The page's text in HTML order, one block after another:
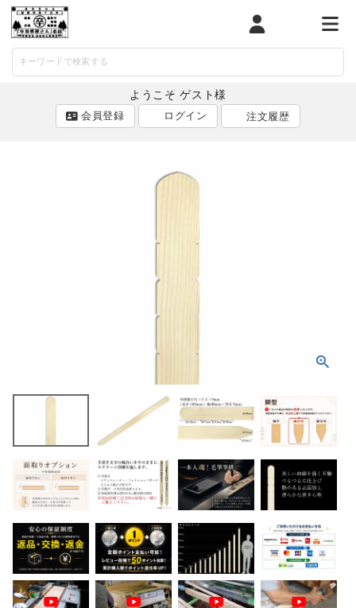
マイページカート メニ
ようこそ ゲスト様
会員登録
ログイン 注文履歴
会員登録
会員メニュー
ご利用ガイド
お問い合わせ